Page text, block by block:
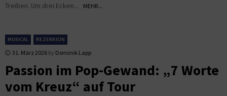
Treiben. Um drei Ecken...
MEHR...
MUSICAL REZENSION
31. März 2026 by Dominik Lapp
Passion im Pop-Gewand: „7 Worte
vom Kreuz“ auf Tour